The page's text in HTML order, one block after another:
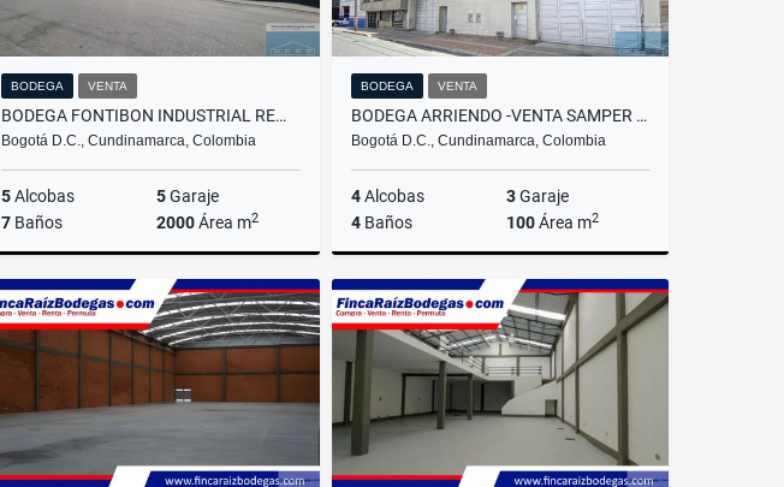
BODEGA VENTA
BODEGA FONTIBON INDUSTRIAL REMATE
Bogotá D.C., Cundinamarca, Colombia
5Alcobas 5Garaje
7 Baños 2000Área m2
Venta
$3.600.000.000
BODEGA VENTA
BODEGA ARRIENDO -VENTA SAMPER MENDOZA
Bogotá D.C., Cundinamarca, Colombia
4Alcobas 3Garaje
4Baños 100Área m2
Venta
$3.500.000.000
Arrendar
$14.000.000